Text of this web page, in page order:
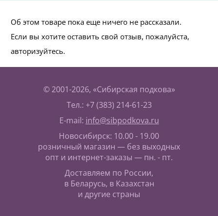
Об этом товаре пока еще ничего не рассказали.
Если вы хотите оставить свой отзыв, пожалуйста,
авторизуйтесь.
© 2001-2026, «Сибирская подкова»
Тел.: +7 (383) 214-61-23
E-mail: info@sibpodkova.ru
Новосибирск: 10.00 - 19.00
розничный магазин — без выходных
опт и интернет-заказы — пн. - пт.
Доставляем по России,
в Беларусь, в Казахстан
и другие страны